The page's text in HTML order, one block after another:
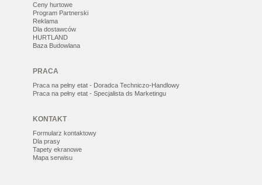
Ceny hurtowe
Program Partnerski
Reklama
Dla dostawców
HURTLAND
Baza Budowlana
PRACA
Praca na pełny etat - Doradca Techniczo-Handlowy
Praca na pełny etat - Specjalista ds Marketingu
KONTAKT
Formularz kontaktowy
Dla prasy
Tapety ekranowe
Mapa serwisu